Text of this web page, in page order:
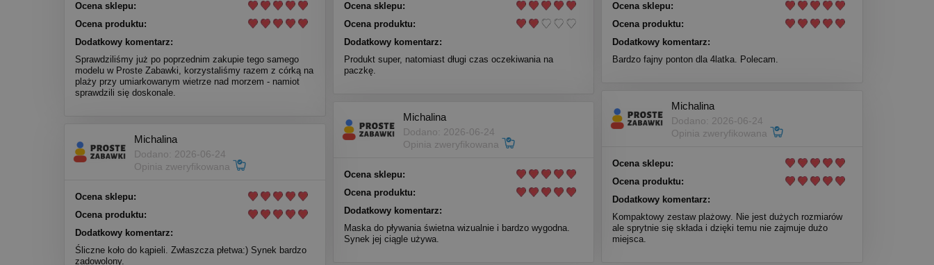
Ocena sklepu:
Ocena produktu:
Dodatkowy komentarz:
Sprawdziliśmy już po poprzednim zakupie tego samego
modelu w Proste Zabawki, korzystaliśmy razem z córką na
plaży przy umiarkowanym wietrze nad morzem - namiot
sprawdzili się doskonale.
Ocena sklepu:
Ocena produktu:
Dodatkowy komentarz:
Produkt super, natomiast długi czas oczekiwania na
paczkę.
Ocena sklepu:
Ocena produktu:
Dodatkowy komentarz:
Bardzo fajny ponton dla 4latka. Polecam.
Michalina
Dodano: 2026-06-24
Opinia zweryfikowana
Ocena sklepu:
Ocena produktu:
Dodatkowy komentarz:
Kompaktowy zestaw plażowy. Nie jest dużych rozmiarów
ale sprytnie się składa i dzięki temu nie zajmuje dużo
miejsca.
Michalina
Dodano: 2026-06-24
Opinia zweryfikowana
Ocena sklepu:
Ocena produktu:
Dodatkowy komentarz:
Maska do pływania świetna wizualnie i bardzo wygodna.
Synek jej ciągle używa.
Michalina
Dodano: 2026-06-24
Opinia zweryfikowana
Ocena sklepu:
Ocena produktu:
Dodatkowy komentarz:
Śliczne koło do kąpieli. Zwłaszcza płetwa:) Synek bardzo
zadowolony.